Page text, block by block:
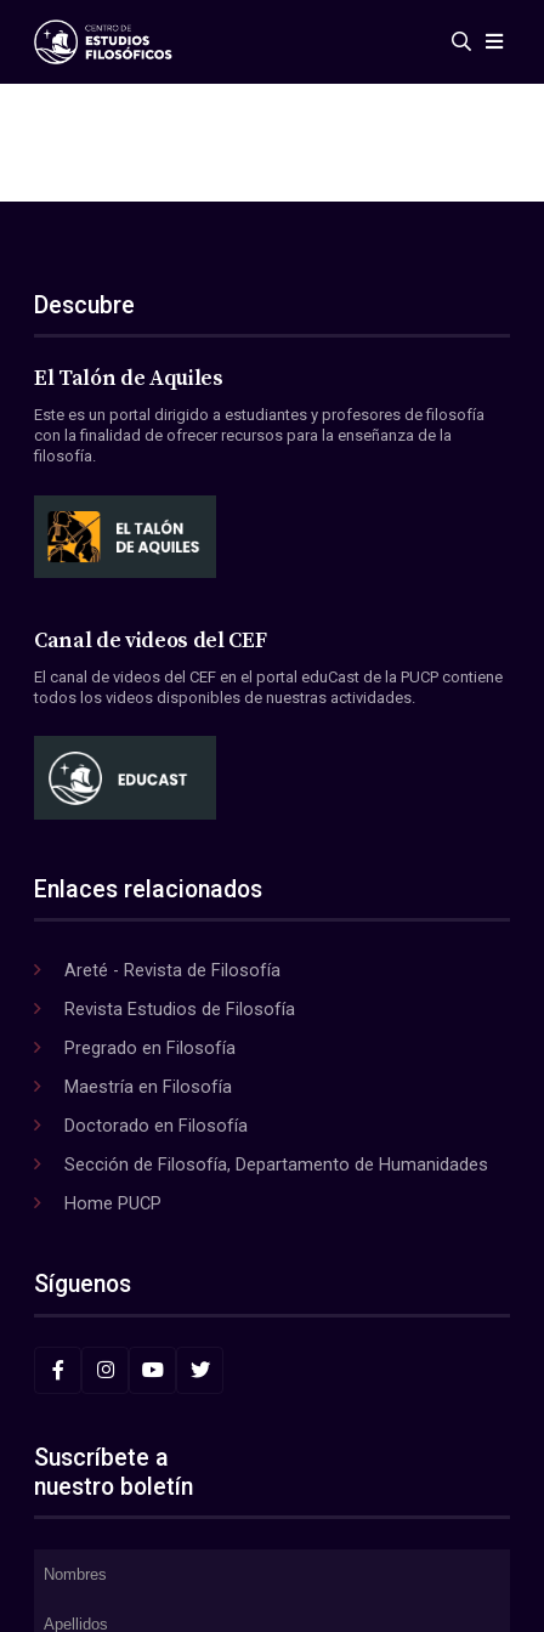
Eventos
ES
EN
Acerca de nosotros
Miembros
Convenios
Descubre
El Talón de Aquiles
Este es un portal dirigido a estudiantes y profesores de filosofía
con la finalidad de ofrecer recursos para la enseñanza de la
filosofía.
Canal de videos del CEF
El canal de videos del CEF en el portal eduCast de la PUCP contiene
todos los videos disponibles de nuestras actividades.
Enlaces relacionados
Areté - Revista de Filosofía
Revista Estudios de Filosofía
Pregrado en Filosofía
Maestría en Filosofía
Doctorado en Filosofía
Sección de Filosofía, Departamento de Humanidades
Home PUCP
Síguenos
Suscríbete a
nuestro boletín